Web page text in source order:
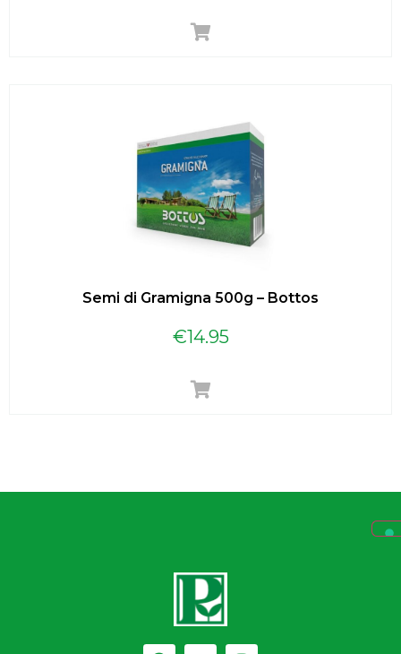
Semi di Gramigna 500g – Bottos
€14.95